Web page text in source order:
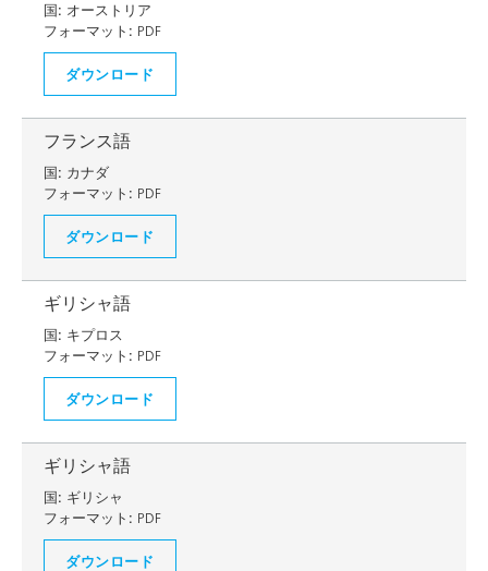
国: オーストリア
フォーマット: PDF
ダウンロード
フランス語
国: カナダ
フォーマット: PDF
ダウンロード
ギリシャ語
国: キプロス
フォーマット: PDF
ダウンロード
ギリシャ語
国: ギリシャ
フォーマット: PDF
ダウンロード